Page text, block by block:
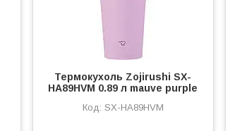
Термокухоль Zojirushi SX-
HA89HVM 0.89 л mauve purple
SX-HA89HVM